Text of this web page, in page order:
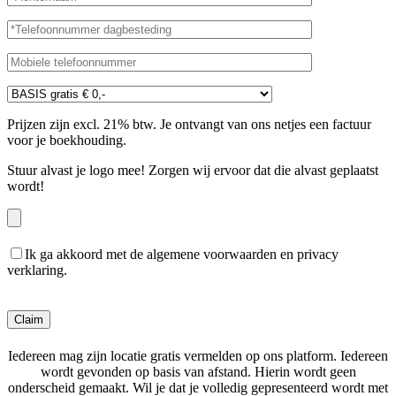
Prijzen zijn excl. 21% btw. Je ontvangt van ons netjes een factuur
voor je boekhouding.
Stuur alvast je logo mee! Zorgen wij ervoor dat die alvast geplaatst
wordt!
Ik ga akkoord met de algemene voorwaarden en privacy
verklaring.
Iedereen mag zijn locatie gratis vermelden op ons platform. Iedereen
wordt gevonden op basis van afstand. Hierin wordt geen
onderscheid gemaakt. Wil je dat je volledig gepresenteerd wordt met